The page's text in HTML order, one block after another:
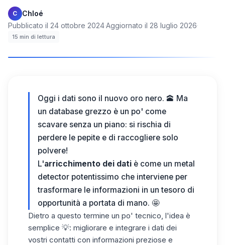
C Chloé·
Pubblicato il 24 ottobre 2024·Aggiornato il 28 luglio 2026·
15 min di lettura
Oggi i dati sono il nuovo oro nero. 🕋 Ma
un database grezzo è un po' come
scavare senza un piano: si rischia di
perdere le pepite e di raccogliere solo
polvere!
L'arricchimento dei dati ​ è come un metal
detector potentissimo che interviene per
trasformare le informazioni in un tesoro di
opportunità a portata di mano. 🤩
Dietro a questo termine un po' tecnico, l'idea è
semplice 💡: migliorare e integrare i dati dei
vostri contatti con informazioni preziose e